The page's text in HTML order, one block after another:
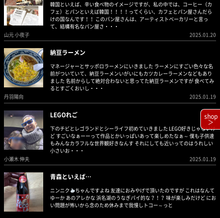
韓国といえば、辛い食べ物のイメージですが、私の中では、コーヒー（カ
フェ）とパンといえば韓国！！！！ってくらい、カフェとパン屋さんだら
けの国なんです！！ このパン屋さんは、アーティストベーカリーと言っ
て、結構有名なパン屋さ・・・
山元 小夜子
2025.01.20
納豆ラーメン
マネージャーとサッポロラーメンにいきました ラーメンにすごい色々な名
前がついていて、納豆ラーメンいがいにもカツカレーラーメンなどもあり
ました 名前からして絶対合わないと思ってた納豆ラーメンですが 食べてみ
るとすごくおいし・・・
丹羽陽向
2025.01.19
LEGOれご
下のチビとレゴランドとシーライフ初めていきました LEGO好きじゃないけ
ど すごいなぁーーって作品とかいっぱいあって楽しめたなぁ～ 僕も子供達
もみんなカラフルな世界観好きなんす それにしても近いってのはうれしい
小さいお・・・
小瀬木 伸夫
2025.01.19
青森といえば…
ニンニク
ちゃんですよね 友達におみやげで頂いたのですが これはなんて
ゆーか あのアレかな 浜名湖のうなぎパイ的な？！？ 味が楽しみだけど にお
い問題が怖いから念のため休みまで我慢しトコー～っと
shop
＞